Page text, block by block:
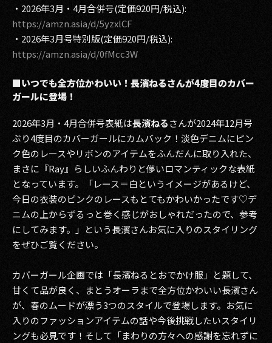
・2026年3月・4月合併号(定価920円/税込):
https://amzn.asia/d/5yzxlCF
・2026年3月号特別版(定価920円/税込):
https://amzn.asia/d/0fMcc3W
■いつでも全方位かわいい！長濱ねるさんが4度目のカバー
ガールに登場！
2026年3月・4月合併号表紙は長濱ねるさんが2024年12月号
ぶり4度目のカバーガールにカムバック！淡色デニムにピン
ク色のレースやリボンのアイテムをふんだんに取り入れた、
まさに『Ray』らしいふんわりと儚いロマンティックな表紙
となっています。「レース＝白というイメージがあるけど、
今日の衣装のピンクのレースもとてもかわいかったです♡デ
ニムの上からずるっと巻く感じがおしゃれだったので、参考
にしてみます。」という長濱さんお気に入りのスタイリング
をぜひご覧ください。
カバーガール企画では「長濱ねるとおでかけ服」と題して、
甘くて品が良く、まとうオーラまで全方位かわいい長濱さん
が、春のムードが漂う3つのスタイルで登場します。お気に
入りのファッションアイテムの話や今後挑戦したいスタイリ
ングも必見です！そして「まわりの方々への感謝を忘れずに